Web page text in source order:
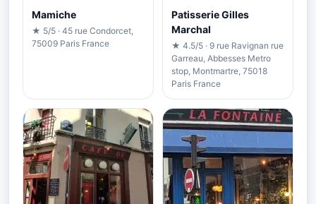
Mamiche
★ 5/5 · 45 rue Condorcet,
75009 Paris France
Patisserie Gilles
Marchal
★ 4.5/5 · 9 rue Ravignan rue
Garreau, Abbesses Metro
stop, Montmartre, 75018
Paris France